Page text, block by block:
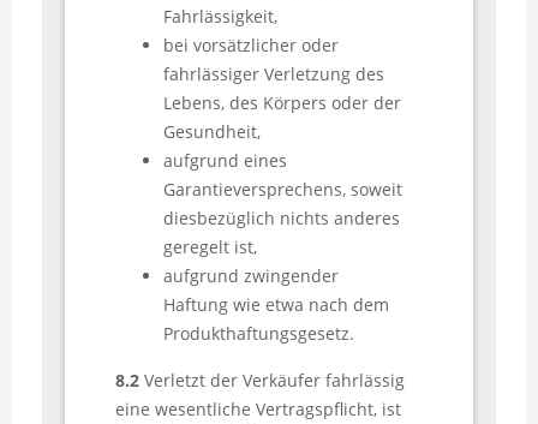
Fahrlässigkeit,
bei vorsätzlicher oder
fahrlässiger Verletzung des
Lebens, des Körpers oder der
Gesundheit,
aufgrund eines
Garantieversprechens, soweit
diesbezüglich nichts anderes
geregelt ist,
aufgrund zwingender
Haftung wie etwa nach dem
Produkthaftungsgesetz.
8.2Verletzt der Verkäufer fahrlässig
eine wesentliche Vertragspflicht, ist